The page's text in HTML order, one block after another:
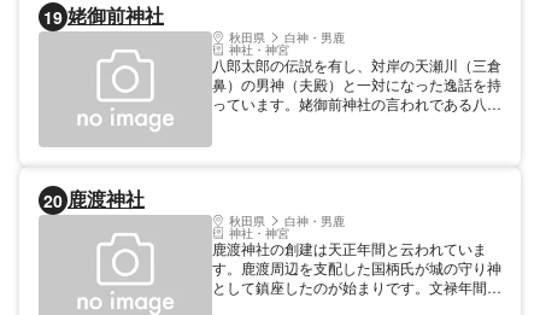
19 姥御前神社
秋田県 白神・男鹿
神社・神宮
八郎太郎の伝説を有し、対岸の天瀬川（三倉
鼻）の男神（夫殿）と一対になった逸話を持
っています。姥御前神社の言われである八郎
が、大同年間（806～809）と思われていま
す。神社のある芦崎地区には鶏を忌み嫌う風
習があり、今なおその名残があります。
20 鹿渡神社
秋田県 白神・男鹿
神社・神宮
鹿渡神社の創建は天正年間と云われていま
す。鹿渡周辺を支配した国柄氏が城の守り神
として鎮座したのが始まりです。文禄年間に